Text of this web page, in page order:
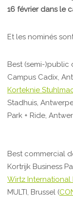
16 février dans le
Et les nominés
Best (semi-
Campus Cadix,
Korteknie
Stadhuis,
Park + Ride,
Best commercial
Kortrijk Business
Wirtz
MULTI, Brussel (